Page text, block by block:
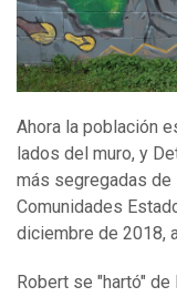
Ahora la población
lados del muro, y
más segregadas de
Comunidades
diciembre de 2018,
Robert se "hartó"